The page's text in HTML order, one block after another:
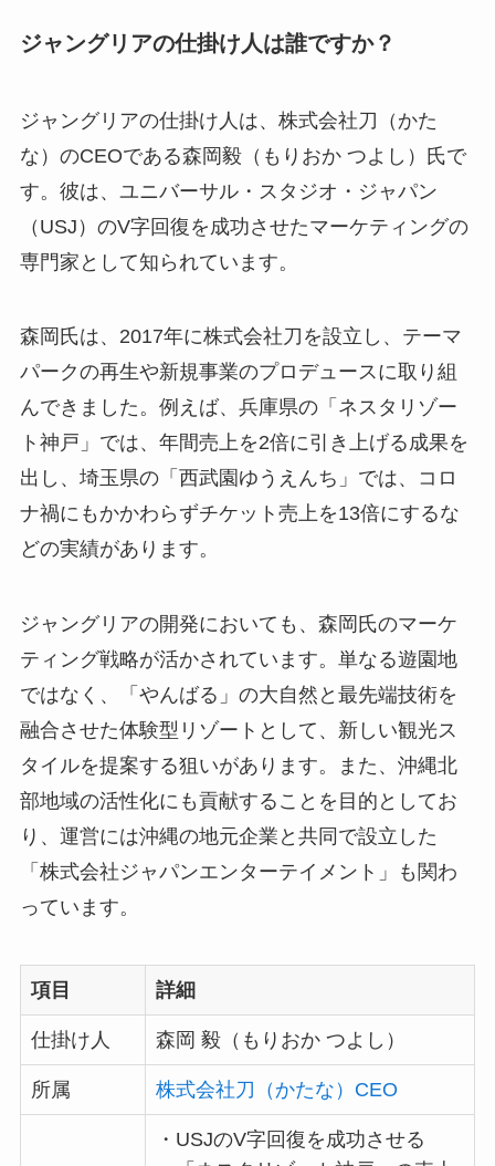
ジャングリアの仕掛け人は誰ですか？
ジャングリアの仕掛け人は、株式会社刀（かた
な）のCEOである森岡毅（もりおか つよし）氏で
す。彼は、ユニバーサル・スタジオ・ジャパン
（USJ）のV字回復を成功させたマーケティングの
専門家として知られています。
森岡氏は、2017年に株式会社刀を設立し、テーマ
パークの再生や新規事業のプロデュースに取り組
んできました。例えば、兵庫県の「ネスタリゾー
ト神戸」では、年間売上を2倍に引き上げる成果を
出し、埼玉県の「西武園ゆうえんち」では、コロ
ナ禍にもかかわらずチケット売上を13倍にするな
どの実績があります。
ジャングリアの開発においても、森岡氏のマーケ
ティング戦略が活かされています。単なる遊園地
ではなく、「やんばる」の大自然と最先端技術を
融合させた体験型リゾートとして、新しい観光ス
タイルを提案する狙いがあります。また、沖縄北
部地域の活性化にも貢献することを目的としてお
り、運営には沖縄の地元企業と共同で設立した
「株式会社ジャパンエンターテイメント」も関わ
っています。
項目 詳細
仕掛け人 森岡 毅（もりおか つよし）
所属 株式会社刀（かたな）CEO
・USJのV字回復を成功させる